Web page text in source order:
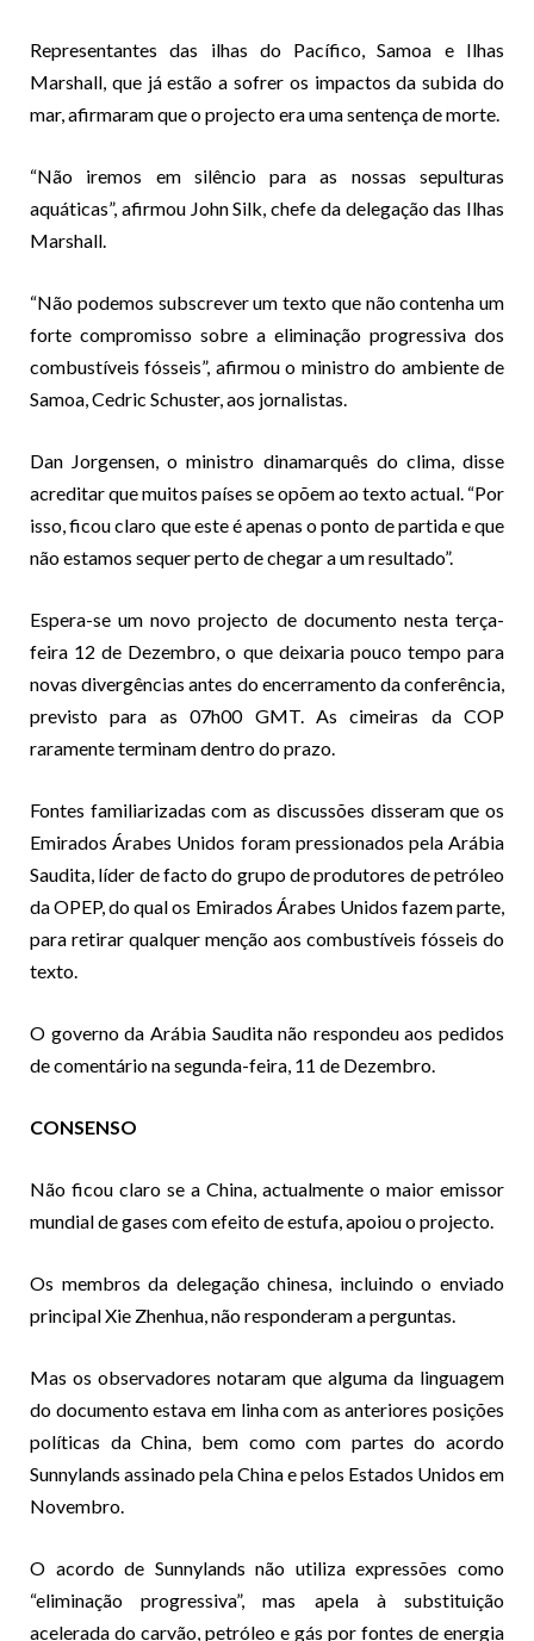
Representantes das ilhas do Pacífico, Samoa e Ilhas
Marshall, que já estão a sofrer os impactos da subida do
mar, afirmaram que o projecto era uma sentença de morte.
“Não iremos em silêncio para as nossas sepulturas
aquáticas”, afirmou John Silk, chefe da delegação das Ilhas
Marshall.
“Não podemos subscrever um texto que não contenha um
forte compromisso sobre a eliminação progressiva dos
combustíveis fósseis”, afirmou o ministro do ambiente de
Samoa, Cedric Schuster, aos jornalistas.
Dan Jorgensen, o ministro dinamarquês do clima, disse
acreditar que muitos países se opõem ao texto actual. “Por
isso, ficou claro que este é apenas o ponto de partida e que
não estamos sequer perto de chegar a um resultado”.
Espera-se um novo projecto de documento nesta terça-
feira 12 de Dezembro, o que deixaria pouco tempo para
novas divergências antes do encerramento da conferência,
previsto para as 07h00 GMT. As cimeiras da COP
raramente terminam dentro do prazo.
Fontes familiarizadas com as discussões disseram que os
Emirados Árabes Unidos foram pressionados pela Arábia
Saudita, líder de facto do grupo de produtores de petróleo
da OPEP, do qual os Emirados Árabes Unidos fazem parte,
para retirar qualquer menção aos combustíveis fósseis do
texto.
O governo da Arábia Saudita não respondeu aos pedidos
de comentário na segunda-feira, 11 de Dezembro.
CONSENSO
Não ficou claro se a China, actualmente o maior emissor
mundial de gases com efeito de estufa, apoiou o projecto.
Os membros da delegação chinesa, incluindo o enviado
principal Xie Zhenhua, não responderam a perguntas.
Mas os observadores notaram que alguma da linguagem
do documento estava em linha com as anteriores posições
políticas da China, bem como com partes do acordo
Sunnylands assinado pela China e pelos Estados Unidos em
Novembro.
O acordo de Sunnylands não utiliza expressões como
“eliminação progressiva”, mas apela à substituição
acelerada do carvão, petróleo e gás por fontes de energia